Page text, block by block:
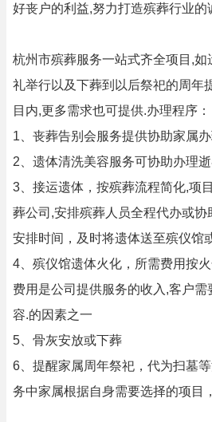
好丧户的利益,努力打造殡葬行业的
杭州市殡葬服务一站式齐全项目,
礼举行以及下葬到以后祭祀的周年
目内,更多需求也可提供.办理程序：
1、丧葬告别会服务提供协助家属
2、遗体清洗美容服务可协助办理
3、接运遗体，按殡葬流程简化,项
葬公司,安排殡葬人员全程代办或协
安排时间，及时将遗体送至殡仪馆
4、殡仪馆遗体火化，所需费用按
费用是公司提供服务的收入,客户
容.的因素之一
5、骨灰安放或下葬
6、提醒家属周年祭祀，代为扫墓
务中家属根据自身需要选择的项目